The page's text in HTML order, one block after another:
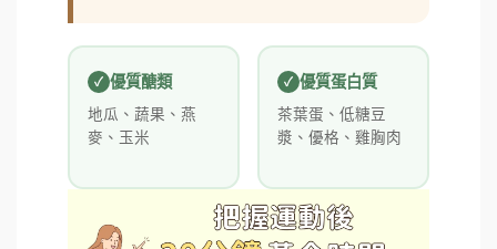
優質醣類
地瓜、蔬果、燕
麥、玉米
優質蛋白質
茶葉蛋、低糖豆
漿、優格、雞胸肉